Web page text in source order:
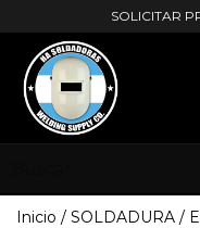
SOLICITAR
Inicio / SOLDADURA /